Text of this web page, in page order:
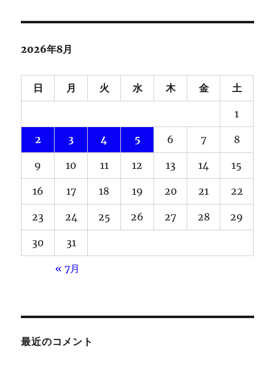
2026年8月
日 月 火 水 木 金 土
1
2 3 4 5 6 7 8
9 10 11 12 13 14 15
16 17 18 19 20 21 22
23 24 25 26 27 28 29
30 31
« 7月
最近のコメント